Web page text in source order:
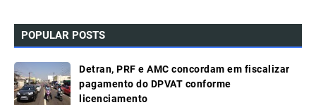
POPULAR POSTS
Detran, PRF e AMC concordam em fiscalizar
pagamento do DPVAT conforme
licenciamento